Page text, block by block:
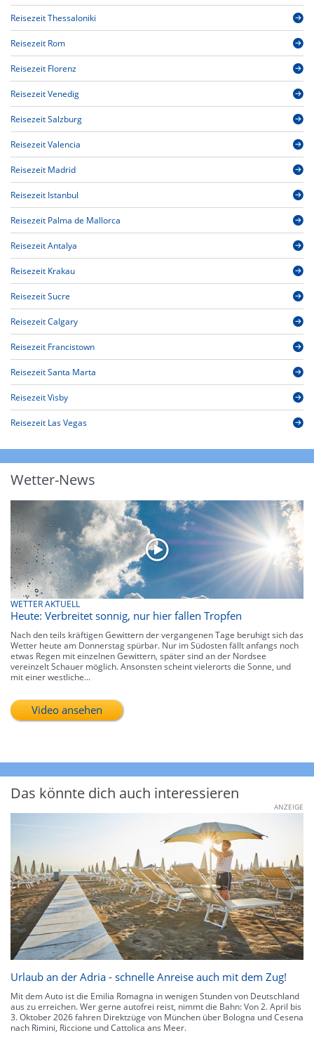
Reisezeit Thessaloniki
Reisezeit Rom
Reisezeit Florenz
Reisezeit Venedig
Reisezeit Salzburg
Reisezeit Valencia
Reisezeit Madrid
Reisezeit Istanbul
Reisezeit Palma de Mallorca
Reisezeit Antalya
Reisezeit Krakau
Reisezeit Sucre
Reisezeit Calgary
Reisezeit Francistown
Reisezeit Santa Marta
Reisezeit Visby
Reisezeit Las Vegas
Wetter-News
WETTER AKTUELL
Heute: Verbreitet sonnig, nur hier fallen Tropfen
Nach den teils kräftigen Gewittern der vergangenen Tage beruhigt sich das
Wetter heute am Donnerstag spürbar. Nur im Südosten fällt anfangs noch
etwas Regen mit einzelnen Gewittern, später sind an der Nordsee
vereinzelt Schauer möglich. Ansonsten scheint vielerorts die Sonne, und
mit einer westliche...
Video ansehen
Das könnte dich auch interessieren
ANZEIGE
Urlaub an der Adria - schnelle Anreise auch mit dem Zug!
Mit dem Auto ist die Emilia Romagna in wenigen Stunden von Deutschland
aus zu erreichen. Wer gerne autofrei reist, nimmt die Bahn: Von 2. April bis
3. Oktober 2026 fahren Direktzüge von München über Bologna und Cesena
nach Rimini, Riccione und Cattolica ans Meer.